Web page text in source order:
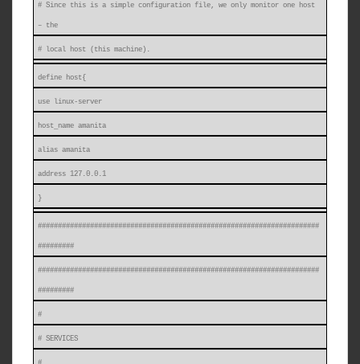
# Since this is a simple configuration file, we only monitor one host
– the
# local host (this machine).
define host{
use linux-server
host_name amanita
alias amanita
address 127.0.0.1
}
######################################################################
#########
######################################################################
#########
#
# SERVICES